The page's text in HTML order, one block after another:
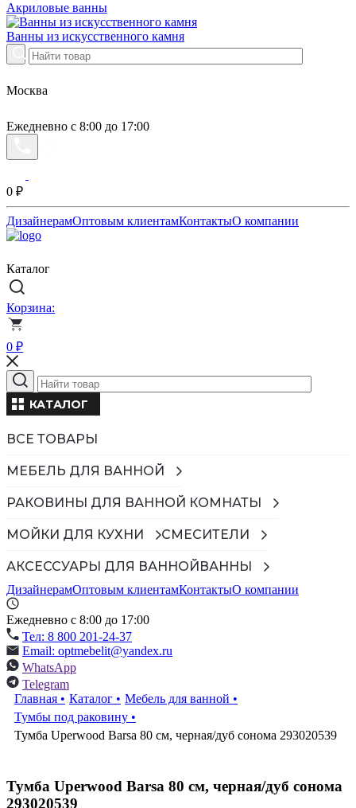
Акриловые ванны
Ванны из искусственного камня
Москва
Ежедневно с 8:00 до 17:00
0 ₽
ДизайнерамОптовым клиентамКонтактыО компании
Каталог
Корзина:
0 ₽
КАТАЛОГ
ВСЕ ТОВАРЫ
МЕБЕЛЬ ДЛЯ ВАННОЙ
РАКОВИНЫ ДЛЯ ВАННОЙ КОМНАТЫ
МОЙКИ ДЛЯ КУХНИ СМЕСИТЕЛИ
АКСЕССУАРЫ ДЛЯ ВАННОЙВАННЫ
ДизайнерамОптовым клиентамКонтактыО компании
Ежедневно с 8:00 до 17:00
Тел: 8 800 201-24-37
Email: optmebelit@yandex.ru
WhatsApp
Telegram
Главная • Каталог • Мебель для ванной •
Тумбы под раковину •
Тумба Uperwood Barsa 80 см, черная/дуб сонома 293020539
Тумба Uperwood Barsa 80 см, черная/дуб сонома
293020539